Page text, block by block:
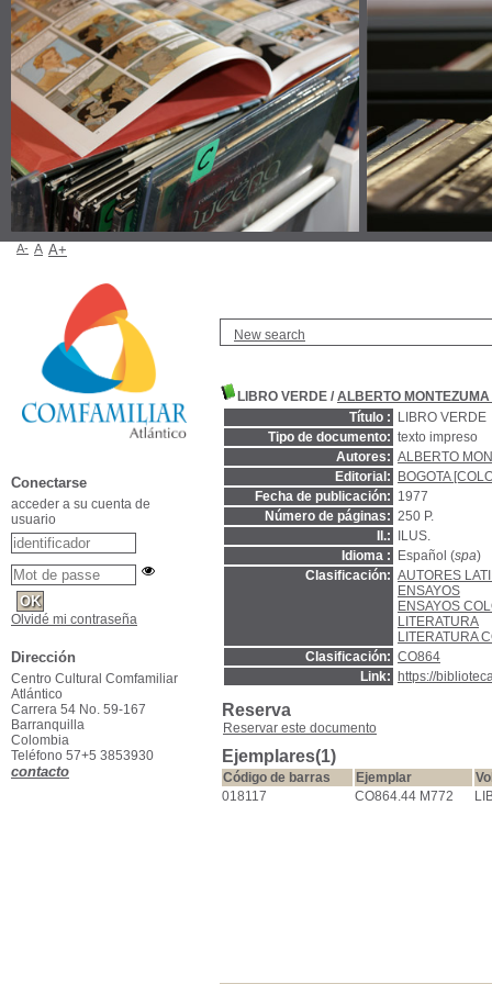
New search
LIBRO VERDE / ALBERTO
Título :
LIBRO VERDE
Tipo de documento: texto impreso
Autores: ALBERTO
Editorial:
BOGOTA
Fecha de publicación: 1977
Número de páginas: 250 P.
Il.:
ILUS.
Idioma :
Español (spa)
Clasificación: AUTORES
ENSAYOS
ENSAYOS
LITERATURA
LITERATURA
Clasificación: CO864
Link:
https://
Reserva
Reservar este documento
Ejemplares(1)
Código de barras Ejemplar
018117
CO864.44 M772
A- A A+
Conectarse
acceder a su cuenta de
usuario
Olvidé mi contraseña
Dirección
Centro Cultural Comfamiliar
Atlántico
Carrera 54 No. 59-167
Barranquilla
Colombia
Teléfono 57+5 3853930
contacto